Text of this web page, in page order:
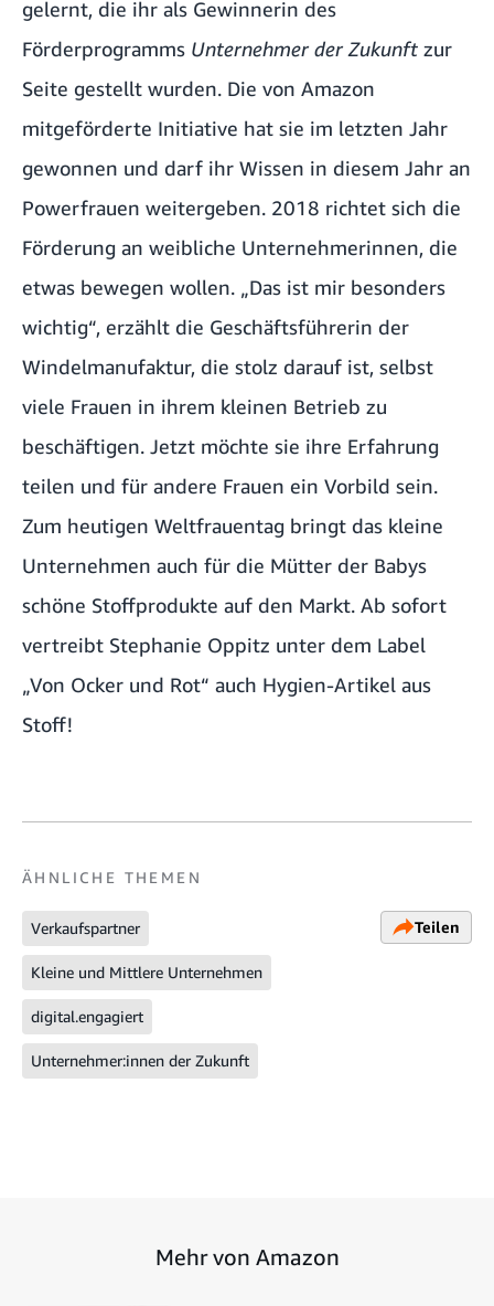
gelernt, die ihr als Gewinnerin des
Förderprogramms Unternehmer der Zukunft zur
Seite gestellt wurden. Die von Amazon
mitgeförderte Initiative hat sie im letzten Jahr
gewonnen und darf ihr Wissen in diesem Jahr an
Powerfrauen weitergeben. 2018 richtet sich die
Förderung an weibliche Unternehmerinnen, die
etwas bewegen wollen. „Das ist mir besonders
wichtig“, erzählt die Geschäftsführerin der
Windelmanufaktur, die stolz darauf ist, selbst
viele Frauen in ihrem kleinen Betrieb zu
beschäftigen. Jetzt möchte sie ihre Erfahrung
teilen und für andere Frauen ein Vorbild sein.
Zum heutigen Weltfrauentag bringt das kleine
Unternehmen auch für die Mütter der Babys
schöne Stoffprodukte auf den Markt. Ab sofort
vertreibt Stephanie Oppitz unter dem Label
„Von Ocker und Rot“ auch Hygien-Artikel aus
Stoff!
ÄHNLICHE THEMEN
Verkaufspartner
Kleine und Mittlere Unternehmen
digital.engagiert
Unternehmer:innen der Zukunft
Teilen
Mehr von Amazon